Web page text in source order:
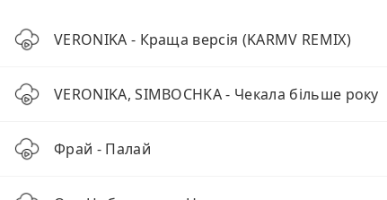
VERONIKA - Краща версія (KARMV REMIX)
VERONIKA, SIMBOCHKA - Чекала більше року
Фрай - Палай